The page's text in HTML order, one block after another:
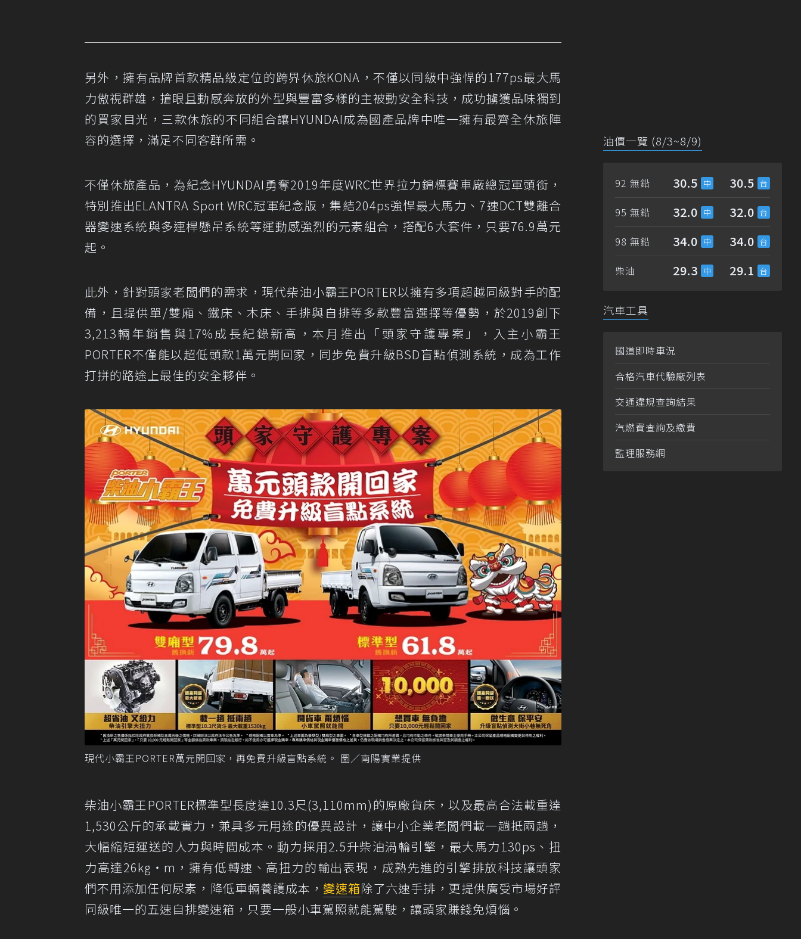
另外，擁有品牌首款精品級定位的跨界休旅KONA，不僅以同級中強悍的177ps最大馬
力傲視群雄，搶眼且動感奔放的外型與豐富多樣的主被動安全科技，成功擄獲品味獨到
的買家目光，三款休旅的不同組合讓HYUNDAI成為國產品牌中唯一擁有最齊全休旅陣
容的選擇，滿足不同客群所需。
不僅休旅產品，為紀念HYUNDAI勇奪2019年度WRC世界拉力錦標賽車廠總冠軍頭銜，
特別推出ELANTRA Sport WRC冠軍紀念版，集結204ps強悍最大馬力、7速DCT雙離合
器變速系統與多連桿懸吊系統等運動感強烈的元素組合，搭配6大套件，只要76.9萬元
起。
此外，針對頭家老闆們的需求，現代柴油小霸王PORTER以擁有多項超越同級對手的配
備，且提供單/雙廂、鐵床、木床、手排與自排等多款豐富選擇等優勢，於2019創下
3,213輛年銷售與17%成長紀錄新高，本月推出「頭家守護專案」，入主小霸王
PORTER不僅能以超低頭款1萬元開回家，同步免費升級BSD盲點偵測系統，成為工作
打拼的路途上最佳的安全夥伴。
現代小霸王PORTER萬元開回家，再免費升級盲點系統。 圖／南陽實業提供
柴油小霸王PORTER標準型長度達10.3尺(3,110mm)的原廠貨床，以及最高合法載重達
1,530公斤的承載實力，兼具多元用途的優異設計，讓中小企業老闆們載一趟抵兩趟，
大幅縮短運送的人力與時間成本。動力採用2.5升柴油渦輪引擎，最大馬力130ps、扭
力高達26kg‧m，擁有低轉速、高扭力的輸出表現，成熟先進的引擎排放科技讓頭家
們不用添加任何尿素，降低車輛養護成本， 變速箱除了六速手排，更提供廣受市場好評
同級唯一的五速自排變速箱，只要一般小車駕照就能駕駛，讓頭家賺錢免煩惱。
油價一覽 (8/3~8/9)
92 無鉛 30.5 30.5
95 無鉛 32.0 32.0
98 無鉛 34.0 34.0
柴油 29.3 29.1
汽車工具
國道即時車況
合格汽車代驗廠列表
交通違規查詢結果
汽燃費查詢及繳費
監理服務網